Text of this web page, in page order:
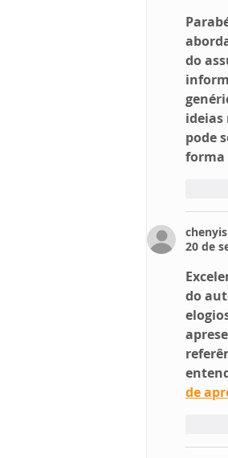
do
ideias
pode
forma
20 de
do
de